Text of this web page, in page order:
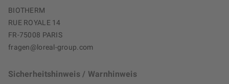
BIOTHERM
RUE ROYALE 14
FR-75008 PARIS
fragen@loreal-group.com
Sicherheitshinweis / Warnhinweis